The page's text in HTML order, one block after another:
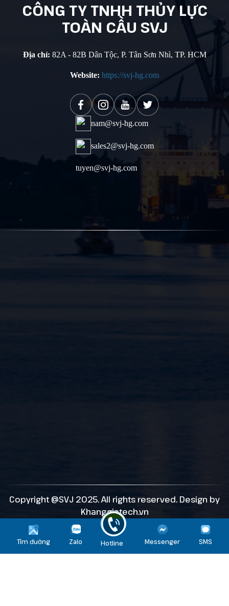
CÔNG TY TNHH THỦY LỰC
TOÀN CẦU SVJ
Địa chỉ: 82A - 82B Dân Tộc, P. Tân Sơn Nhì, TP. HCM
Website: https://svj-hg.com
nam@svj-hg.com
sales2@svj-hg.com
tuyen@svj-hg.com
Copyright @SVJ 2025. All rights reserved. Design by
Khanggiatech.vn
Tìm đường Zalo Hotline Messenger SMS